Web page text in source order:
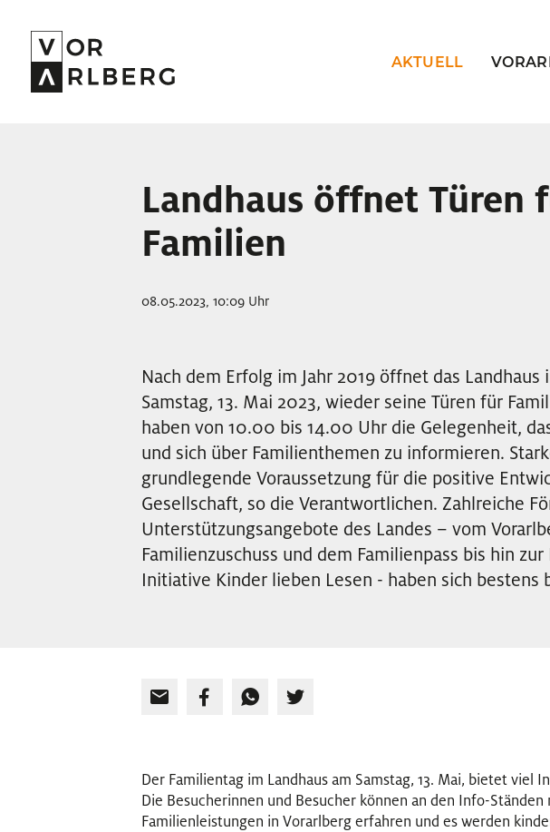
AKTUELL
Landhaus öffnet Türen
Familien
08.05.2023, 10:09 Uhr
Nach dem Erfolg im Jahr 2019 öffnet das Landhaus
Samstag, 13. Mai 2023, wieder seine Türen für
haben von 10.00 bis 14.00 Uhr die Gelegenheit,
und sich über Familienthemen zu informieren.
grundlegende Voraussetzung für die positive
Gesellschaft, so die Verantwortlichen. Zahlreiche
Unterstützungsangebote des Landes – vom
Familienzuschuss und dem Familienpass bis hin
Initiative Kinder lieben Lesen - haben sich bestens
Der Familientag im Landhaus am Samstag, 13. Mai, bietet viel
Die Besucherinnen und Besucher können an den Info-Ständen
Familienleistungen in Vorarlberg erfahren und es werden